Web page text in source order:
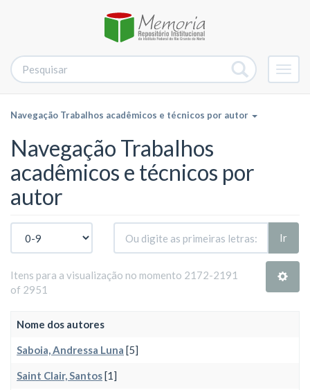
Navegação Trabalhos acadêmicos e técnicos por autor
Navegação Trabalhos
acadêmicos e técnicos por
autor
Ir
Itens para a visualização no momento 2172-2191
of 2951
Nome dos autores
Saboia, Andressa Luna [5]
Saint Clair, Santos[1]